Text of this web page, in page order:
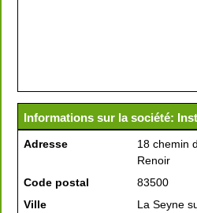
Informations sur la société:
Adresse
18 chemin
Renoir
Code postal
83500
Ville
La Seyne